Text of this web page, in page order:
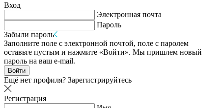
Вход
Электронная почта
Пароль
Забыли пароль
Заполните поле с электронной почтой, поле с паролем
оставьте пустым и нажмите «Войти». Мы пришлем новый
пароль на ваш e-mail.
Войти
Ещё нет профиля? Зарегистрируйтесь
Регистрация